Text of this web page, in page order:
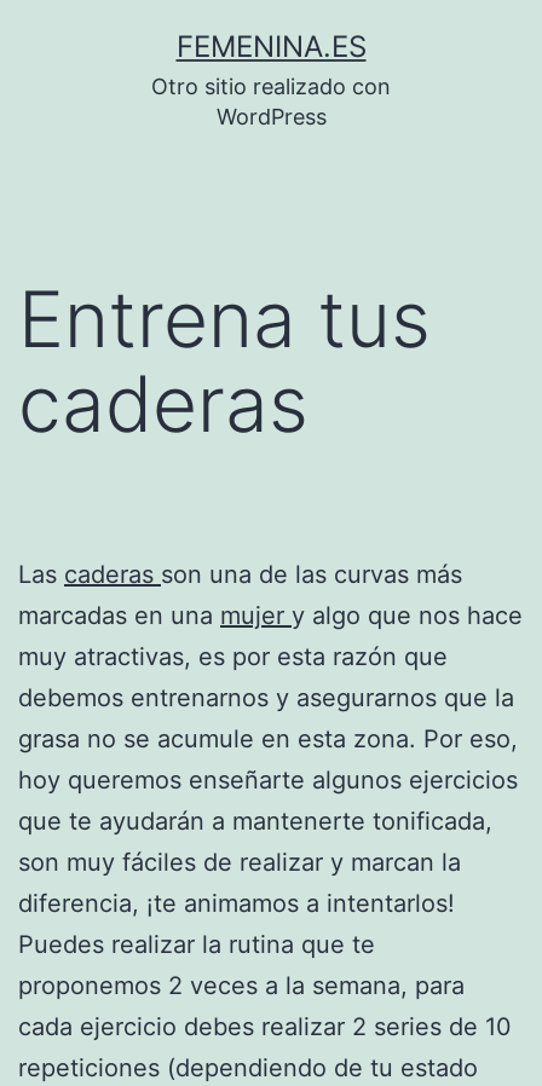
FEMENINA.ES
Otro sitio realizado con
WordPress
Entrena tus
caderas
Las caderas son una de las curvas más
marcadas en una mujer y algo que nos hace
muy atractivas, es por esta razón que
debemos entrenarnos y asegurarnos que la
grasa no se acumule en esta zona. Por eso,
hoy queremos enseñarte algunos ejercicios
que te ayudarán a mantenerte tonificada,
son muy fáciles de realizar y marcan la
diferencia, ¡te animamos a intentarlos!
Puedes realizar la rutina que te
proponemos 2 veces a la semana, para
cada ejercicio debes realizar 2 series de 10
repeticiones (dependiendo de tu estado